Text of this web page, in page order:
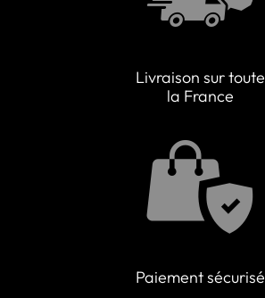
Livraison sur toute
la France
Paiement sécurisé